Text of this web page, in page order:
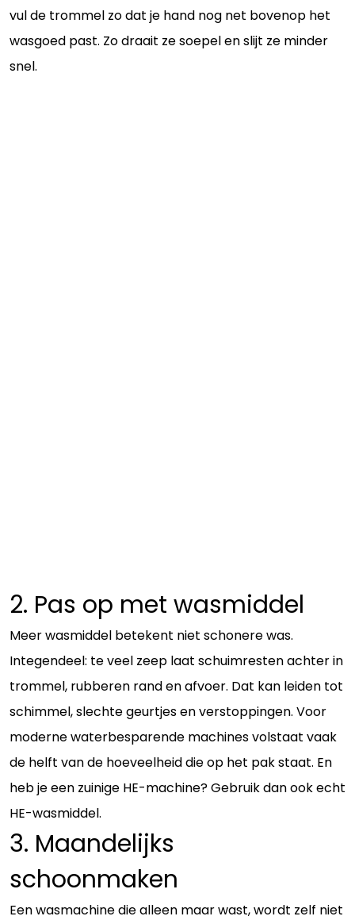
vul de trommel zo dat je hand nog net bovenop het
wasgoed past. Zo draait ze soepel en slijt ze minder
snel.
2. Pas op met wasmiddel
Meer wasmiddel betekent niet schonere was.
Integendeel: te veel zeep laat schuimresten achter in
trommel, rubberen rand en afvoer. Dat kan leiden tot
schimmel, slechte geurtjes en verstoppingen. Voor
moderne waterbesparende machines volstaat vaak
de helft van de hoeveelheid die op het pak staat. En
heb je een zuinige HE-machine? Gebruik dan ook echt
HE-wasmiddel.
3. Maandelijks
schoonmaken
Een wasmachine die alleen maar wast, wordt zelf niet